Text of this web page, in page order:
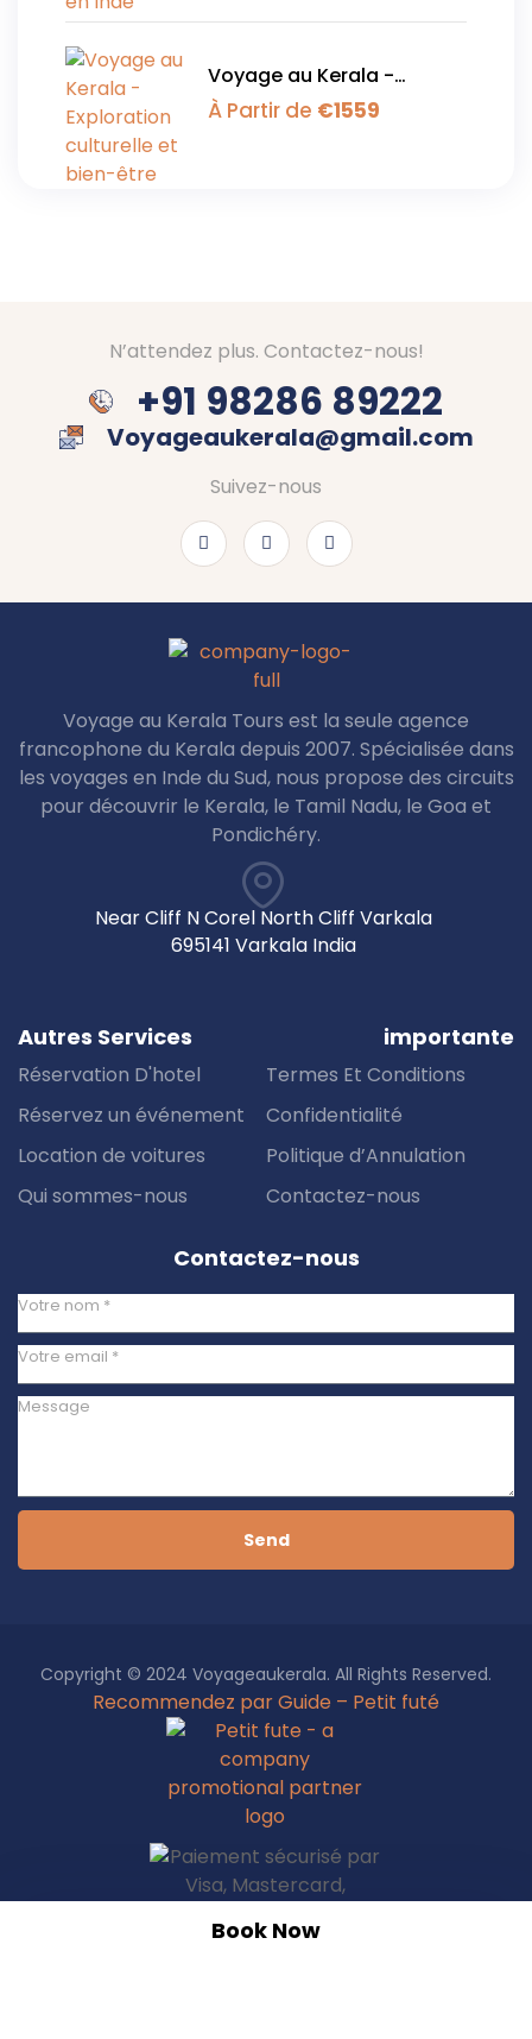
Voyage au Kerala -
Exploration culturelle et
À Partir de €1559
Book Now
N’attendez plus. Contactez-nous!
+91 98286 89222
Voyageaukerala@gmail.com
Suivez-nous
Voyage au Kerala Tours est la seule agence
francophone du Kerala depuis 2007. Spécialisée dans
les voyages en Inde du Sud, nous propose des circuits
pour découvrir le Kerala, le Tamil Nadu, le Goa et
Pondichéry.
Near Cliff N Corel North Cliff Varkala
695141 Varkala India
Autres Services
Réservation D'hotel
Réservez un événement
Location de voitures
Qui sommes-nous
importante
Termes Et Conditions
Confidentialité
Politique d’Annulation
Contactez-nous
Contactez-nous
Send
Copyright © 2024 Voyageaukerala. All Rights Reserved.
Recommendez par Guide – Petit futé